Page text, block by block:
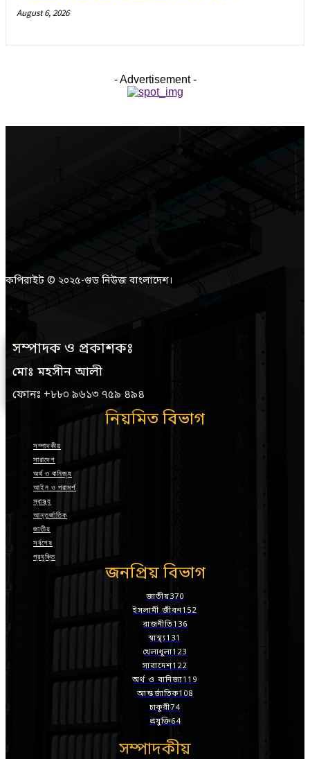
August 6, 2026
- Advertisement -
কপিরাইট © ২০২৫-গুড নিউজ বাংলাদেশ।
সম্পাদক ও প্রকাশকঃ
মোঃ মহসীন আলী
ফোনঃ +৮৮০ ৯৬১৩ ৭৫৯ ৪৯৪
নিয়মিত বিভাগ
সম্পাদকীয়
সারাদেশ
অর্থ ও বানিজ্য
আইন ও পরামর্শ
স্বাস্থ্য
আন্তর্জাতিক
জাতীয়
সর্বশেষ
প্রযুক্তি
জনপ্রিয় বিভাগ
জাতীয়370
ইসলামী জীবন152
রাজনীতি136
স্বাস্থ্য131
খেলাধুলা123
সারাদেশ122
অর্থ ও বানিজ্য119
আন্তর্জাতিক108
চাকুরী74
প্রযুক্তি64
সম্পাদকীয়